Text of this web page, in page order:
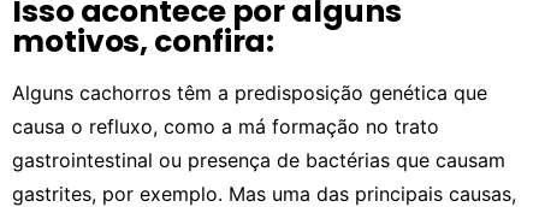
Isso acontece por alguns
motivos, confira:
Alguns cachorros têm a predisposição genética que
causa o refluxo, como a má formação no trato
gastrointestinal ou presença de bactérias que causam
gastrites, por exemplo. Mas uma das principais causas,